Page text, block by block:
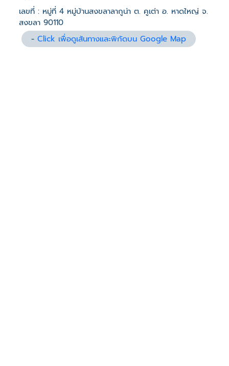
เลขที่ : หมู่ที่ 4 หมู่บ้านสงขลาลากูน่า ต. คูเต่า อ. หาดใหญ่ จ.
สงขลา 90110
-Click เพื่อดูเส้นทางและพิกัดบน Google Map